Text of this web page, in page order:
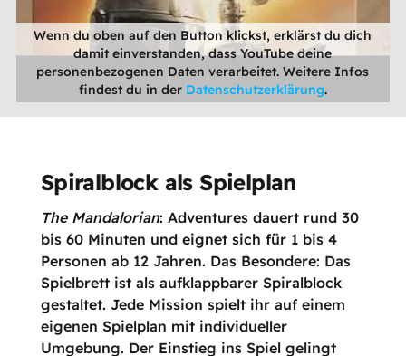
Wenn du oben auf den Button klickst, erklärst du dich
damit einverstanden, dass YouTube deine
personenbezogenen Daten verarbeitet. Weitere Infos
findest du in der Datenschutzerklärung.
Spiralblock als Spielplan
The Mandalorian: Adventures dauert rund 30
bis 60 Minuten und eignet sich für 1 bis 4
Personen ab 12 Jahren. Das Besondere: Das
Spielbrett ist als aufklappbarer Spiralblock
gestaltet. Jede Mission spielt ihr auf einem
eigenen Spielplan mit individueller
Umgebung. Der Einstieg ins Spiel gelingt